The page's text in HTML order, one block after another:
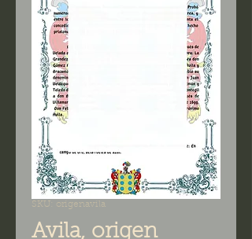
SKU: origenavila
Avila, origen